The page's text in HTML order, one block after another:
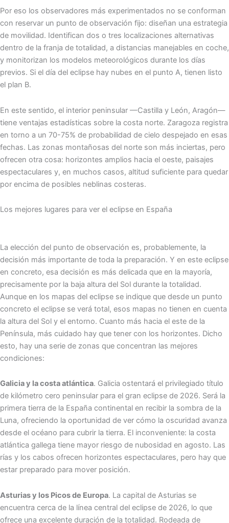
Por eso los observadores más experimentados no se conforman
con reservar un punto de observación fijo: diseñan una estrategia
de movilidad. Identifican dos o tres localizaciones alternativas
dentro de la franja de totalidad, a distancias manejables en coche,
y monitorizan los modelos meteorológicos durante los días
previos. Si el día del eclipse hay nubes en el punto A, tienen listo
el plan B.
En este sentido, el interior peninsular —Castilla y León, Aragón—
tiene ventajas estadísticas sobre la costa norte. Zaragoza registra
en torno a un 70-75% de probabilidad de cielo despejado en esas
fechas. Las zonas montañosas del norte son más inciertas, pero
ofrecen otra cosa: horizontes amplios hacia el oeste, paisajes
espectaculares y, en muchos casos, altitud suficiente para quedar
por encima de posibles neblinas costeras.
Los mejores lugares para ver el eclipse en España
La elección del punto de observación es, probablemente, la
decisión más importante de toda la preparación. Y en este eclipse
en concreto, esa decisión es más delicada que en la mayoría,
precisamente por la baja altura del Sol durante la totalidad.
Aunque en los mapas del eclipse se indique que desde un punto
concreto el eclipse se verá total, esos mapas no tienen en cuenta
la altura del Sol y el entorno. Cuanto más hacia el este de la
Península, más cuidado hay que tener con los horizontes. Dicho
esto, hay una serie de zonas que concentran las mejores
condiciones:
Galicia y la costa atlántica. Galicia ostentará el privilegiado título
de kilómetro cero peninsular para el gran eclipse de 2026. Será la
primera tierra de la España continental en recibir la sombra de la
Luna, ofreciendo la oportunidad de ver cómo la oscuridad avanza
desde el océano para cubrir la tierra. El inconveniente: la costa
atlántica gallega tiene mayor riesgo de nubosidad en agosto. Las
rías y los cabos ofrecen horizontes espectaculares, pero hay que
estar preparado para mover posición.
Asturias y los Picos de Europa. La capital de Asturias se
encuentra cerca de la línea central del eclipse de 2026, lo que
ofrece una excelente duración de la totalidad. Rodeada de